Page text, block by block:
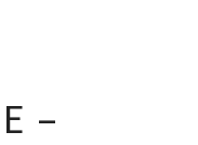
–